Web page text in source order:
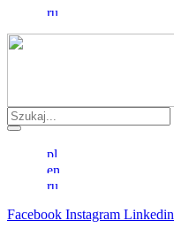
Facebook Instagram Linkedin